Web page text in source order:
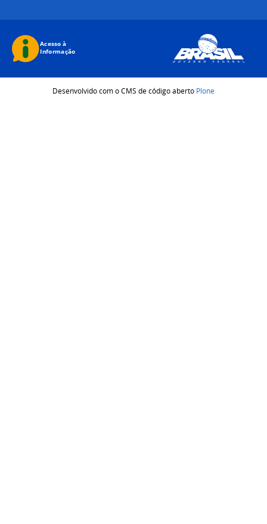
Desenvolvido com o CMS de código aberto Plone